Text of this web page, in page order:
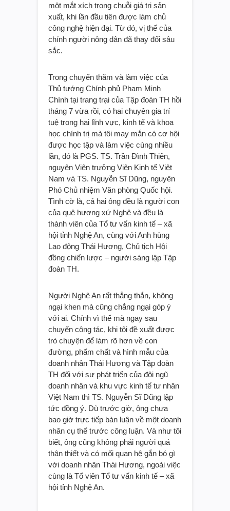
một mắt xích trong chuỗi giá trị sản
xuất, khi lần đầu tiên được làm chủ
công nghệ hiện đại. Từ đó, vị thế của
chính người nông dân đã thay đổi sâu
sắc.
Trong chuyến thăm và làm việc của
Thủ tướng Chính phủ Phạm Minh
Chính tại trang trại của Tập đoàn TH hồi
tháng 7 vừa rồi, có hai chuyên gia trí
tuệ trong hai lĩnh vực, kinh tế và khoa
học chính trị mà tôi may mắn có cơ hội
được học tập và làm việc cùng nhiều
lần, đó là PGS. TS. Trần Đình Thiên,
nguyên Viện trưởng Viện Kinh tế Việt
Nam và TS. Nguyễn Sĩ Dũng, nguyên
Phó Chủ nhiệm Văn phòng Quốc hội.
Tình cờ là, cả hai ông đều là người con
của quê hương xứ Nghệ và đều là
thành viên của Tổ tư vấn kinh tế – xã
hội tỉnh Nghệ An, cùng với Anh hùng
Lao động Thái Hương, Chủ tịch Hội
đồng chiến lược – người sáng lập Tập
đoàn TH.
Người Nghệ An rất thẳng thắn, không
ngại khen mà cũng chẳng ngại góp ý
với ai. Chính vì thế mà ngay sau
chuyến công tác, khi tôi đề xuất được
trò chuyện để làm rõ hơn về con
đường, phẩm chất và hình mẫu của
doanh nhân Thái Hương và Tập đoàn
TH đối với sự phát triển của đội ngũ
doanh nhân và khu vực kinh tế tư nhân
Việt Nam thì TS. Nguyễn Sĩ Dũng lập
tức đồng ý. Dù trước giờ, ông chưa
bao giờ trực tiếp bàn luận về một doanh
nhân cụ thể trước công luận. Và như tôi
biết, ông cũng không phải người quá
thân thiết và có mối quan hệ gắn bó gì
với doanh nhân Thái Hương, ngoài việc
cùng là Tổ viên Tổ tư vấn kinh tế – xã
hội tỉnh Nghệ An.